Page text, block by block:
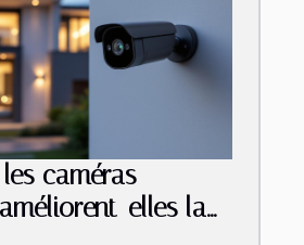
caméras
elles la